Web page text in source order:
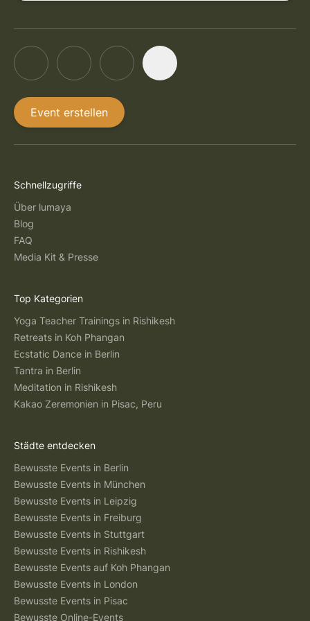
Event erstellen
Schnellzugriffe
Über lumaya
Blog
FAQ
Media Kit & Presse
Top Kategorien
Yoga Teacher Trainings in Rishikesh
Retreats in Koh Phangan
Ecstatic Dance in Berlin
Tantra in Berlin
Meditation in Rishikesh
Kakao Zeremonien in Pisac, Peru
Städte entdecken
Bewusste Events in Berlin
Bewusste Events in München
Bewusste Events in Leipzig
Bewusste Events in Freiburg
Bewusste Events in Stuttgart
Bewusste Events in Rishikesh
Bewusste Events auf Koh Phangan
Bewusste Events in London
Bewusste Events in Pisac
Bewusste Online-Events